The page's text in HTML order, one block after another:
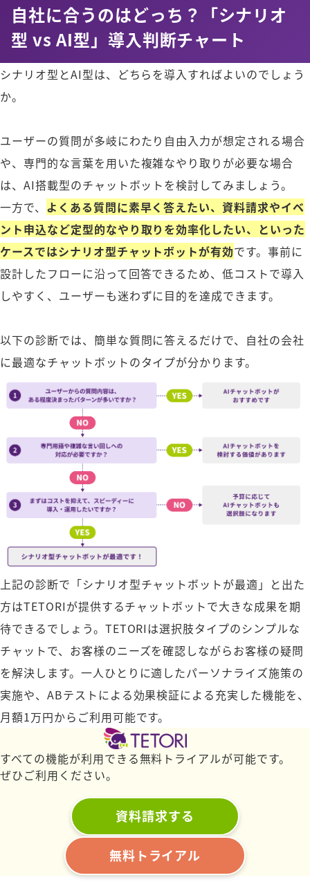
自社に合うのはどっち？「シナリオ
型 vs AI型」導入判断チャート
シナリオ型とAI型は、どちらを導入すればよいのでしょう
か。
ユーザーの質問が多岐にわたり自由入力が想定される場合
や、専門的な言葉を用いた複雑なやり取りが必要な場合
は、AI搭載型のチャットボットを検討してみましょう。
一方で、 よくある質問に素早く答えたい、資料請求やイベ
ント申込など定型的なやり取りを効率化したい、といった
ケースではシナリオ型チャットボットが有効です。事前に
設計したフローに沿って回答できるため、低コストで導入
しやすく、ユーザーも迷わずに目的を達成できます。
以下の診断では、簡単な質問に答えるだけで、自社の会社
に最適なチャットボットのタイプが分かります。
上記の診断で「シナリオ型チャットボットが最適」と出た
方はTETORIが提供するチャットボットで大きな成果を期
待できるでしょう。TETORIは選択肢タイプのシンプルな
チャットで、お客様のニーズを確認しながらお客様の疑問
を解決します。一人ひとりに適したパーソナライズ施策の
実施や、ABテストによる効果検証による充実した機能を、
月額1万円からご利用可能です。
すべての機能が利用できる無料トライアルが可能です。
ぜひご利用ください。
資料請求する
無料トライアル